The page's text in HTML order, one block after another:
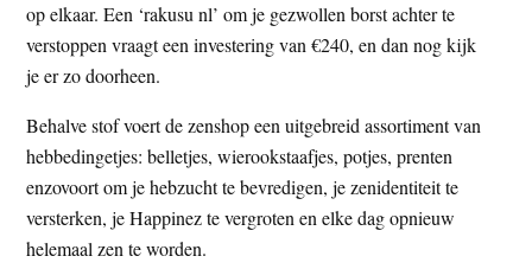
op elkaar. Een ‘rakusu nl’ om je gezwollen borst achter te
verstoppen vraagt een investering van €240, en dan nog kijk
je er zo doorheen.
Behalve stof voert de zenshop een uitgebreid assortiment van
hebbedingetjes: belletjes, wierookstaafjes, potjes, prenten
enzovoort om je hebzucht te bevredigen, je zenidentiteit te
versterken, je Happinez te vergroten en elke dag opnieuw
helemaal zen te worden.